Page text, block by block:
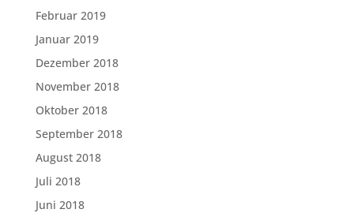
Februar 2019
Januar 2019
Dezember 2018
November 2018
Oktober 2018
September 2018
August 2018
Juli 2018
Juni 2018